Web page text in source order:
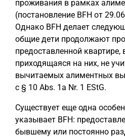
проживания в рамках
(постановление BFH от
Однако BFH делает
общие дети продолжают
предоставленной
приходящаяся на них, не
вычитаемых алиментных
с § 10 Abs. 1a Nr. 1 EStG.
Существует еще одна
указывает BFH:
бывшему или постоянно